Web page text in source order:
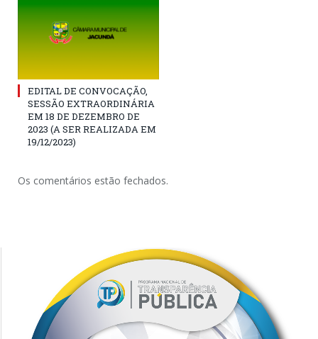
EDITAL DE CONVOCAÇÃO,
SESSÃO EXTRAORDINÁRIA
EM 18 DE DEZEMBRO DE
2023 (A SER REALIZADA EM
19/12/2023)
Os comentários estão fechados.